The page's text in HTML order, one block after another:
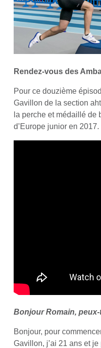
Rendez-vous des
Pour ce douzième
Gavillon de la section
la perche et médaillé de
d’Europe junior en 2017.
Bonjour Romain,
Bonjour, pour
Gavillon, j’ai 21 ans et